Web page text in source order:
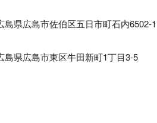
島県広島市佐伯区五日市町石内6502-1
島県広島市東区牛田新町1丁目3-5